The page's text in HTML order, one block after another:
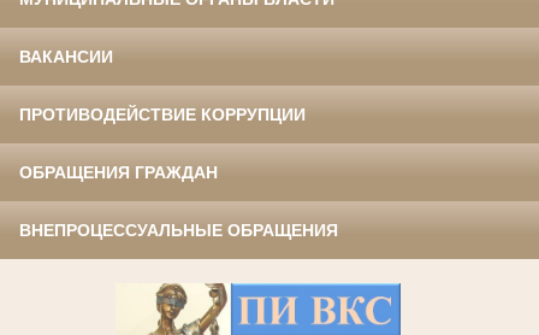
ВАКАНСИИ
ПРОТИВОДЕЙСТВИЕ КОРРУПЦИИ
ОБРАЩЕНИЯ ГРАЖДАН
ВНЕПРОЦЕССУАЛЬНЫЕ ОБРАЩЕНИЯ